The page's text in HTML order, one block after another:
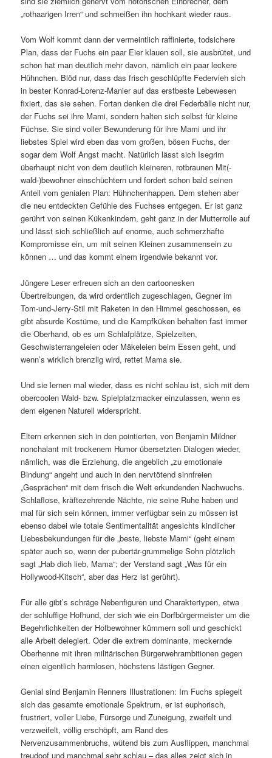
„rothaarigen Irren“ und schmeißen ihn hochkant wieder raus.
Vom Wolf kommt dann der vermeintlich raffinierte, todsichere
Plan, dass der Fuchs ein paar Eier klauen soll, sie ausbrütet, und
schon hat man deutlich mehr davon, nämlich ein paar leckere
Hühnchen. Blöd nur, dass das frisch geschlüpfte Federvieh sich
in bester Konrad-Lorenz-Manier auf das erstbeste Lebewesen
fixiert, das sie sehen. Fortan denken die drei Federbälle nicht nur,
der Fuchs sei ihre Mami, sondern halten sich selbst für kleine
Füchse. Sie sind voller Bewunderung für ihre Mami und ihr
liebstes Spiel wird eben das vom großen, bösen Fuchs, der
sogar dem Wolf Angst macht. Natürlich lässt sich Isegrim
überhaupt nicht von dem deutlich kleineren, rotbraunen Mit(-
wald-)bewohner einschüchtern und fordert schon bald seinen
Anteil vom genialen Plan: Hühnchenhappen. Dem stehen aber
die neu entdeckten Gefühle des Fuchses entgegen. Er ist ganz
gerührt von seinen Kükenkindern, geht ganz in der Mutterrolle auf
und lässt sich schließlich auf enorme, auch schmerzhafte
Kompromisse ein, um mit seinen Kleinen zusammensein zu
können … und das kommt einem irgendwie bekannt vor.
Jüngere Leser erfreuen sich an den cartoonesken
Übertreibungen, da wird ordentlich zugeschlagen, Gegner im
Tom-und-Jerry-Stil mit Raketen in den Himmel geschossen, es
gibt absurde Kostüme, und die Kampfküken behalten fast immer
die Oberhand, ob es um Schlafplätze, Spielzeiten,
Geschwisterrangeleien oder Mäkeleien beim Essen geht, und
wenn’s wirklich brenzlig wird, rettet Mama sie.
Und sie lernen mal wieder, dass es nicht schlau ist, sich mit dem
obercoolen Wald- bzw. Spielplatzmacker einzulassen, wenn es
dem eigenen Naturell widerspricht.
Eltern erkennen sich in den pointierten, von Benjamin Mildner
nonchalant mit trockenem Humor übersetzten Dialogen wieder,
nämlich, was die Erziehung, die angeblich „zu emotionale
Bindung“ angeht und auch in den nervtötend sinnfreien
„Gesprächen“ mit dem frisch die Welt erkundenden Nachwuchs.
Schlaflose, kräftezehrende Nächte, nie seine Ruhe haben und
mal für sich sein können, immer verfügbar sein zu müssen ist
ebenso dabei wie totale Sentimentalität angesichts kindlicher
Liebesbekundungen für die „beste, liebste Mami“ (geht einem
später auch so, wenn der pubertär-grummelige Sohn plötzlich
sagt „Hab dich lieb, Mama“; der Verstand sagt „Was für ein
Hollywood-Kitsch“, aber das Herz ist gerührt).
Für alle gibt’s schräge Nebenfiguren und Charaktertypen, etwa
der schluffige Hofhund, der sich wie ein Dorfbürgermeister um die
Begehrlichkeiten der Hofbewohner kümmern soll und geschickt
alle Arbeit delegiert. Oder die extrem dominante, meckernde
Oberhenne mit ihren militärischen Bürgerwehrambitionen gegen
einen eigentlich harmlosen, höchstens lästigen Gegner.
Genial sind Benjamin Renners Illustrationen: Im Fuchs spiegelt
sich das gesamte emotionale Spektrum, er ist euphorisch,
frustriert, voller Liebe, Fürsorge und Zuneigung, zweifelt und
verzweifelt, völlig erschöpft, am Rand des
Nervenzusammenbruchs, wütend bis zum Ausflippen, manchmal
treudoof und manchmal sehr schlau – das alles zeigt sich in